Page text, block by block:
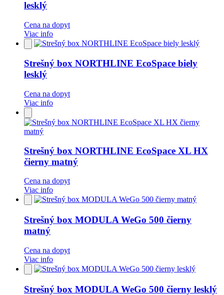
lesklý
Cena na dopyt
Viac info
Pridať
do
obľúbených
Strešný box NORTHLINE EcoSpace biely
lesklý
Cena na dopyt
Viac info
do
obľúbených
Strešný box NORTHLINE EcoSpace XL HX
čierny matný
Cena na dopyt
Viac info
Pridať
do
obľúbených
Strešný box MODULA WeGo 500 čierny
matný
Cena na dopyt
Viac info
Pridať
do
Strešný box MODULA WeGo 500 čierny lesklý